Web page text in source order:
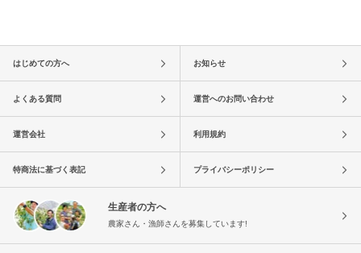
はじめての方へ お知らせ
よくある質問 運営へのお問い合わせ
運営会社 利用規約
特商法に基づく表記 プライバシーポリシー
生産者の方へ
農家さん・漁師さんを募集しています!